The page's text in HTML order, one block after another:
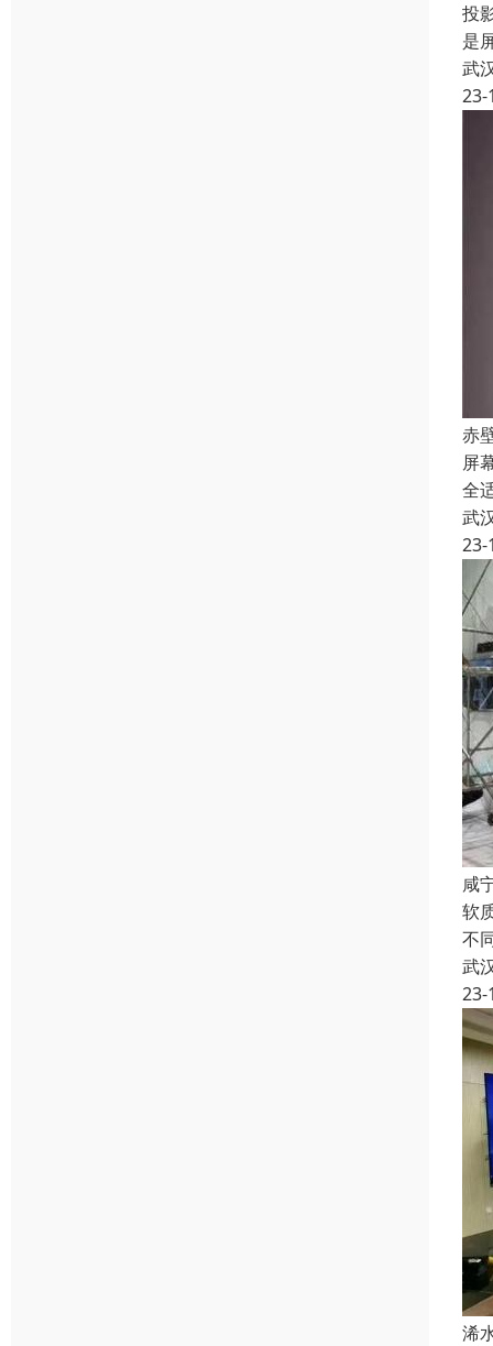
投
是
武
23-
赤
屏
全
武
23-
咸
软
不
武
23-
浠